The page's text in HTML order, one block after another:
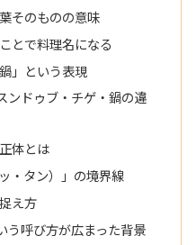
そのものの意味
とで料理名になる
」という表現
ンドゥブ・チゲ・鍋の違
体とは
・タン）」の境界線
え方
う呼び方が広まった背景